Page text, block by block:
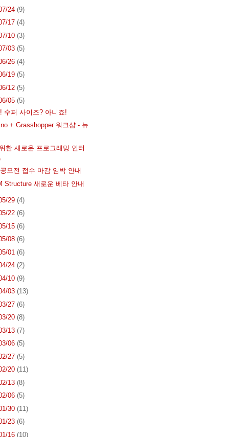
24 (9)
17 (4)
10 (3)
03 (5)
26 (4)
19 (5)
12 (5)
05 (5)
수퍼 사이즈? 아니죠!
+ Grasshopper 워크샵 - 뉴
한 새로운 프로그래밍 인터
모전 접수 마감 임박 안내
Structure 새로운 베타 안내
29 (4)
22 (6)
15 (6)
08 (6)
01 (6)
24 (2)
10 (9)
03 (13)
27 (6)
20 (8)
13 (7)
06 (5)
27 (5)
20 (11)
13 (8)
06 (5)
30 (11)
23 (6)
16 (10)